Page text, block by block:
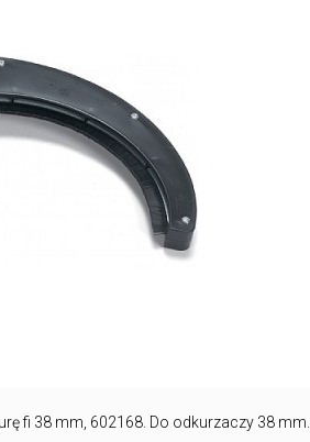
fi 38 mm, 602168. Do odkurzaczy 38 mm.